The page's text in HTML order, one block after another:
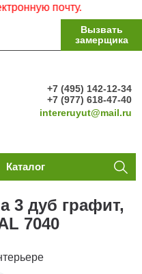
почту.
Вызвать
замерщика
+7 (495) 142-12-34
+7 (977) 618-47-40
intereruyut@mail.ru
Каталог
3 дуб графит,
7040